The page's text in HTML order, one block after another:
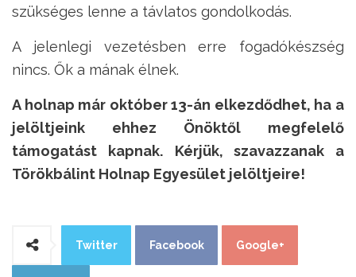
szükséges lenne a távlatos gondolkodás.
A jelenlegi vezetésben erre fogadókészség
nincs. Ők a mának élnek.
A holnap már október 13-án elkezdődhet, ha a
jelöltjeink ehhez Önöktől megfelelő
támogatást kapnak. Kérjük, szavazzanak a
Törökbálint Holnap Egyesület jelöltjeire!
Twitter Facebook Google+